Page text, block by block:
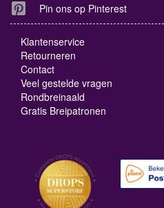
Pin ons op Pinterest
Klantenservice
Retourneren
Contact
Veel gestelde vragen
Rondbreinaald
Gratis Breipatronen